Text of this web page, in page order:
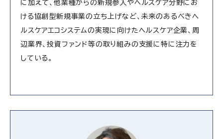
に加えて、他業種からの新規参入やヘルスケア分野にお
ける協創型新規事業の立ち上げなど、未来のあるべきヘ
ルスケアエコシステムの実現に向けたヘルスケア企業、周
辺業界、投資ファンド等の取り組みの支援に特に注力を
している。